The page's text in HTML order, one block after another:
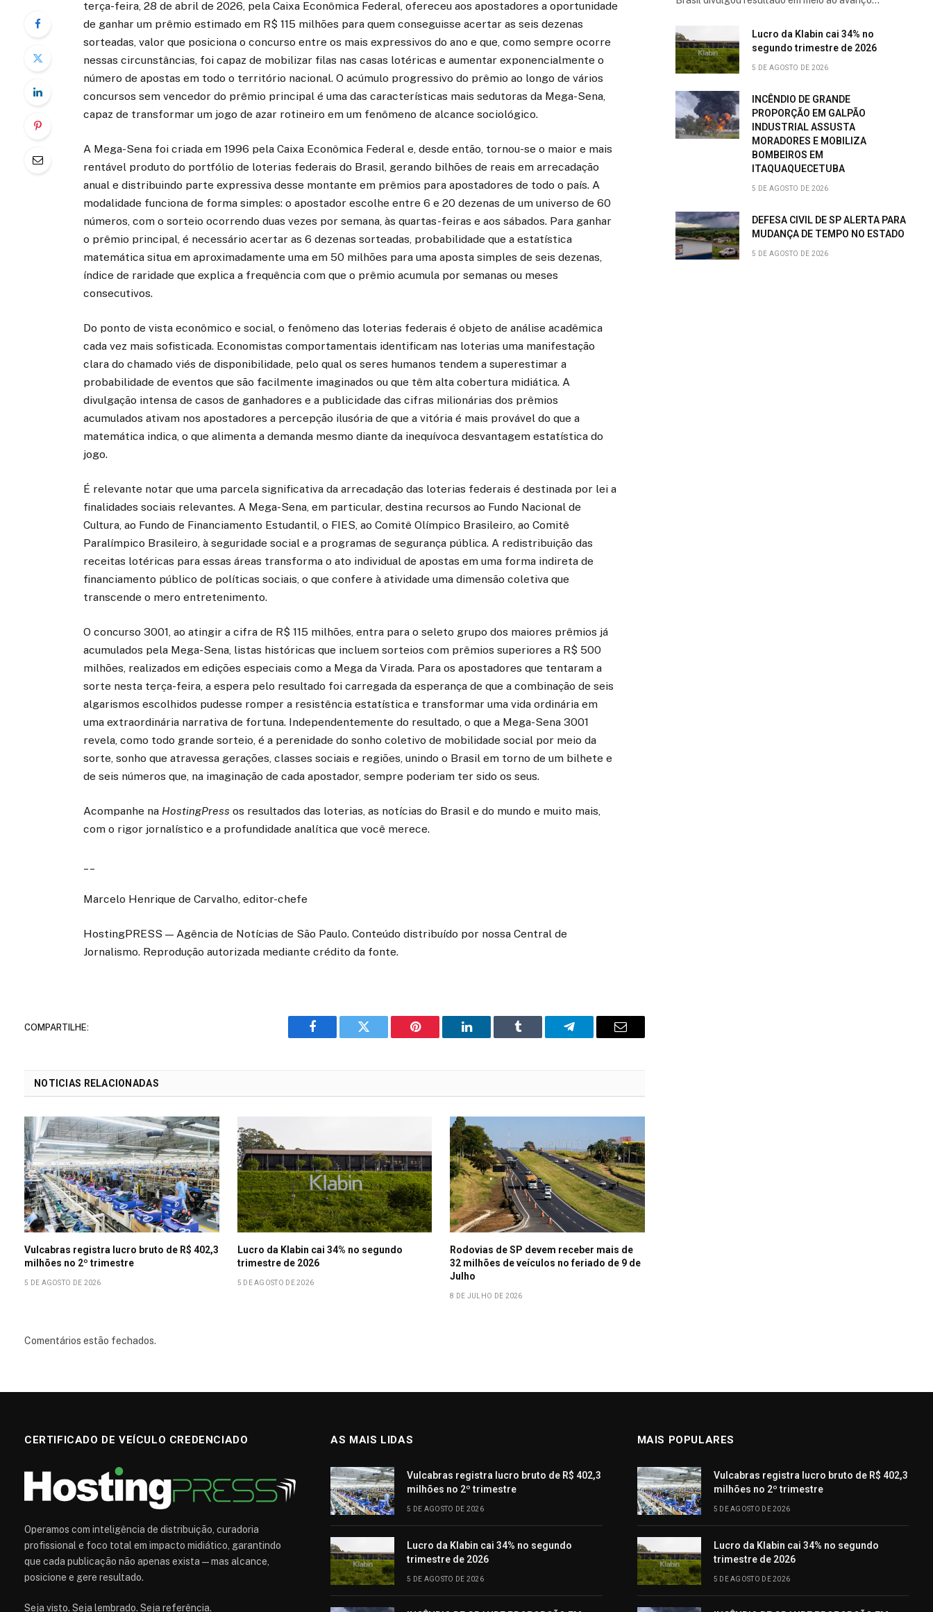
terça-feira, 28 de abril de 2026, pela Caixa Econômica Federal, ofereceu aos apostadores a oportunidade
de ganhar um prêmio estimado em R$ 115 milhões para quem conseguisse acertar as seis dezenas
sorteadas, valor que posiciona o concurso entre os mais expressivos do ano e que, como sempre ocorre
nessas circunstâncias, foi capaz de mobilizar filas nas casas lotéricas e aumentar exponencialmente o
número de apostas em todo o território nacional. O acúmulo progressivo do prêmio ao longo de vários
concursos sem vencedor do prêmio principal é uma das características mais sedutoras da Mega-Sena,
capaz de transformar um jogo de azar rotineiro em um fenômeno de alcance sociológico.
A Mega-Sena foi criada em 1996 pela Caixa Econômica Federal e, desde então, tornou-se o maior e mais
rentável produto do portfólio de loterias federais do Brasil, gerando bilhões de reais em arrecadação
anual e distribuindo parte expressiva desse montante em prêmios para apostadores de todo o país. A
modalidade funciona de forma simples: o apostador escolhe entre 6 e 20 dezenas de um universo de 60
números, com o sorteio ocorrendo duas vezes por semana, às quartas-feiras e aos sábados. Para ganhar
o prêmio principal, é necessário acertar as 6 dezenas sorteadas, probabilidade que a estatística
matemática situa em aproximadamente uma em 50 milhões para uma aposta simples de seis dezenas,
índice de raridade que explica a frequência com que o prêmio acumula por semanas ou meses
consecutivos.
Do ponto de vista econômico e social, o fenômeno das loterias federais é objeto de análise acadêmica
cada vez mais sofisticada. Economistas comportamentais identificam nas loterias uma manifestação
clara do chamado viés de disponibilidade, pelo qual os seres humanos tendem a superestimar a
probabilidade de eventos que são facilmente imaginados ou que têm alta cobertura midiática. A
divulgação intensa de casos de ganhadores e a publicidade das cifras milionárias dos prêmios
acumulados ativam nos apostadores a percepção ilusória de que a vitória é mais provável do que a
matemática indica, o que alimenta a demanda mesmo diante da inequívoca desvantagem estatística do
jogo.
É relevante notar que uma parcela significativa da arrecadação das loterias federais é destinada por lei a
finalidades sociais relevantes. A Mega-Sena, em particular, destina recursos ao Fundo Nacional de
Cultura, ao Fundo de Financiamento Estudantil, o FIES, ao Comitê Olímpico Brasileiro, ao Comitê
Paralímpico Brasileiro, à seguridade social e a programas de segurança pública. A redistribuição das
receitas lotéricas para essas áreas transforma o ato individual de apostas em uma forma indireta de
financiamento público de políticas sociais, o que confere à atividade uma dimensão coletiva que
transcende o mero entretenimento.
O concurso 3001, ao atingir a cifra de R$ 115 milhões, entra para o seleto grupo dos maiores prêmios já
acumulados pela Mega-Sena, listas históricas que incluem sorteios com prêmios superiores a R$ 500
milhões, realizados em edições especiais como a Mega da Virada. Para os apostadores que tentaram a
sorte nesta terça-feira, a espera pelo resultado foi carregada da esperança de que a combinação de seis
algarismos escolhidos pudesse romper a resistência estatística e transformar uma vida ordinária em
uma extraordinária narrativa de fortuna. Independentemente do resultado, o que a Mega-Sena 3001
revela, como todo grande sorteio, é a perenidade do sonho coletivo de mobilidade social por meio da
sorte, sonho que atravessa gerações, classes sociais e regiões, unindo o Brasil em torno de um bilhete e
de seis números que, na imaginação de cada apostador, sempre poderiam ter sido os seus.
Acompanhe na HostingPress os resultados das loterias, as notícias do Brasil e do mundo e muito mais,
com o rigor jornalístico e a profundidade analítica que você merece.
Marcelo Henrique de Carvalho, editor-chefe
HostingPRESS — Agência de Notícias de São Paulo. Conteúdo distribuído por nossa Central de
Jornalismo. Reprodução autorizada mediante crédito da fonte.
COMPARTILHE:
o
Twitter Pinterest LinkedIn Tumblr TelegramaE-
NOTICIAS RELACIONADAS
Vulcabras registra lucro bruto de R$ 402,3
milhões no 2º trimestre
5 DE AGOSTO DE 2026
Lucro da Klabin cai 34% no segundo
trimestre de 2026
5 DE AGOSTO DE 2026
Rodovias de SP devem receber mais de
32 milhões de veículos no feriado de 9 de
Julho
8 DE JULHO DE 2026
Comentários estão fechados.
Lucro da Klabin cai 34% no
segundo trimestre de 2026
5 DE AGOSTO DE 2026
INCÊNDIO DE GRANDE
PROPORÇÃO EM GALPÃO
INDUSTRIAL ASSUSTA
MORADORES E MOBILIZA
BOMBEIROS EM
ITAQUAQUECETUBA
5 DE AGOSTO DE 2026
DEFESA CIVIL DE SP ALERTA PARA
MUDANÇA DE TEMPO NO ESTADO
5 DE AGOSTO DE 2026
CERTIFICADO DE VEÍCULO CREDENCIADO
Operamos com inteligência de distribuição, curadoria
profissional e foco total em impacto midiático, garantindo
que cada publicação não apenas exista — mas alcance,
posicione e gere resultado.
Seja visto. Seja lembrado. Seja referência.
AS MAIS LIDAS
Vulcabras registra lucro bruto de R$ 402,3
milhões no 2º trimestre
5 DE AGOSTO DE 2026
Lucro da Klabin cai 34% no segundo
trimestre de 2026
5 DE AGOSTO DE 2026
MAIS POPULARES
Vulcabras registra lucro bruto de R$ 402,3
milhões no 2º trimestre
5 DE AGOSTO DE 2026
Lucro da Klabin cai 34% no segundo
trimestre de 2026
5 DE AGOSTO DE 2026